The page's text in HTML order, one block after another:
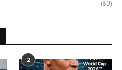
(80)
2